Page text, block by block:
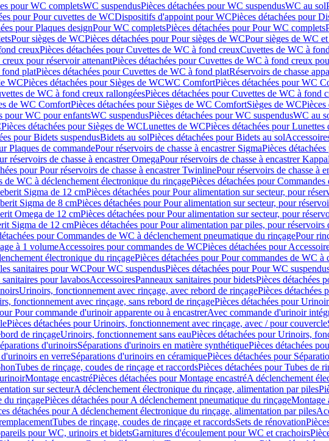
pour WC completsWC suspendusPièces détachées pour WC suspendusWC au sol
pour Pour cuvettes de WCDispositifs d'appoint pour WCPièces détachées pour
pour Plaques designPour WC completsPièces détachées pour Pour WC complets
Pour sièges de WCPièces détachées pour Pour sièges de WCPour sièges de WC
creuxPièces détachées pour Cuvettes de WC à fond creuxCuvettes de WC à
pour réservoir attenantPièces détachées pour Cuvettes de WC à fond creux
fond platPièces détachées pour Cuvettes de WC à fond platRéservoirs de chasse
WCPièces détachées pour Sièges de WCWC ComfortPièces détachées pour WC
de WC à fond creux rallongéesPièces détachées pour Cuvettes de WC à fond
de WC ComfortPièces détachées pour Sièges de WC ComfortSièges de WCPièces
pour WC pour enfantsWC suspendusPièces détachées pour WC suspendusWC au
Pièces détachées pour Sièges de WCLunettes de WCPièces détachées pour Lunettes
pour Bidets suspendusBidets au solPièces détachées pour Bidets au sol
Plaques de commandePour réservoirs de chasse à encastrer SigmaPièces
réservoirs de chasse à encastrer OmegaPour réservoirs de chasse à encastrer Kappa
pour Pour réservoirs de chasse à encastrer TwinlinePour réservoirs de chasse à
de WC à déclenchement électronique du rinçagePièces détachées pour
Sigma de 12 cmPièces détachées pour Pour alimentation sur secteur, pour
Sigma de 8 cmPièces détachées pour Pour alimentation sur secteur, pour
Omega de 12 cmPièces détachées pour Pour alimentation sur secteur, pour
Sigma de 12 cmPièces détachées pour Pour alimentation par piles, pour réservoirs
pour Commandes de WC à déclenchement pneumatique du rinçagePour
à 1 volumeAccessoires pour commandes de WCPièces détachées pour
électronique du rinçagePièces détachées pour Pour commandes de WC
sanitaires pour WCPour WC suspendusPièces détachées pour Pour WC
pour lavabosAccessoiresPanneaux sanitaires pour bidetsPièces détachées
Urinoirs, fonctionnement avec rinçage, avec rebord de rinçagePièces détachées
fonctionnement avec rinçage, sans rebord de rinçagePièces détachées pour
Pour commande d'urinoir apparente ou à encastrerAvec commande d'urinoir
Pièces détachées pour Urinoirs, fonctionnement avec rinçage, avec / pour couvercle
de rinçageUrinoirs, fonctionnement sans eauPièces détachées pour Urinoirs,
d'urinoirsSéparations d'urinoirs en matière synthétiquePièces détachées
d'urinoirs en verreSéparations d'urinoirs en céramiquePièces détachées pour
Tubes de rinçage, coudes de rinçage et raccordsPièces détachées pour Tubes de
Montage encastréPièces détachées pour Montage encastréA déclenchement
sur secteurA déclenchement électronique du rinçage, alimentation par piles
du rinçagePièces détachées pour A déclenchement pneumatique du rinçageMontage
détachées pour A déclenchement électronique du rinçage, alimentation par piles
Tubes de rinçage, coudes de rinçage et raccordsSets de rénovation
pour WC, urinoirs et bidetsGarnitures d'écoulement pour WC et crachoirs